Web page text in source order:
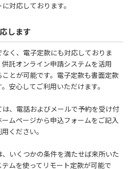
対応しております。
します
く、電子定款にも対応しておりま
託オンライン申請システムを活用
とが可能です。電子定款も書面定款
安心してご利用いただけます。
、電話およびメールで予約を受け付
ムページから申込フォームをご記入
ください。
いくつかの条件を満たせば来所いた
ムを使ってリモート定款が可能で